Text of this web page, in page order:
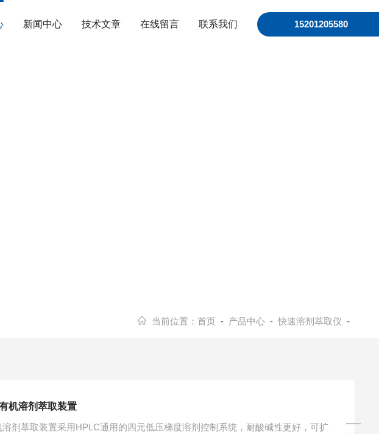
15201205580
新闻中心 技术文章 在线留言 联系我们
当前位置： 首页 - 产品中心- 快速溶剂萃取仪 -
机溶剂萃取装置
溶剂萃取装置采用HPLC通用的四元低压梯度溶剂控制系统，耐酸碱性更好，可扩